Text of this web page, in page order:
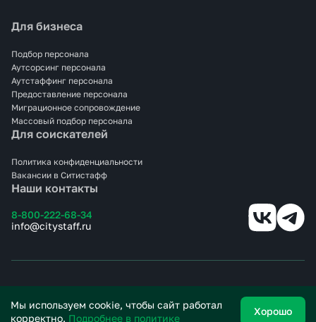
Аутсорсинг с Ситистафф — это гибкость, надёжность и
ваши десерты будут всегда на высоте!
Наши контакты
8-800-222-68-34
info@citystaff.ru
Для бизнеса
Подбор персонала
Аутсорсинг персонала
Аутстаффинг персонала
Предоставление персонала
Миграционное сопровождение
Массовый подбор персонала
Для соискателей
Политика конфиденциальности
Вакансии в Ситистафф
Все права защищены.
Мы используем cookie, чтобы сайт работал
корректно. Подробнее в политике
Хорошо